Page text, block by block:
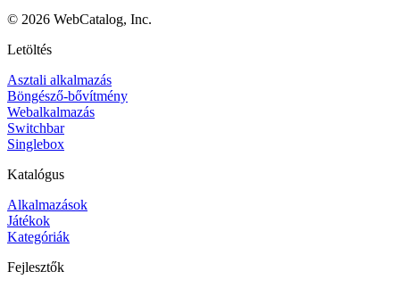
© 2026 WebCatalog, Inc.
Letöltés
Asztali alkalmazás
Böngésző-bővítmény
Webalkalmazás
Switchbar
Singlebox
Katalógus
Alkalmazások
Játékok
Kategóriák
Fejlesztők